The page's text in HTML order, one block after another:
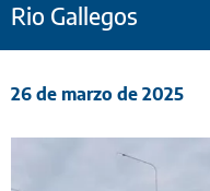
Rio Gallegos
26 de marzo de 2025